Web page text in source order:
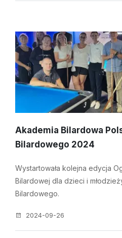
Akademia Bilardowa
Bilardowego 2024
Wystartowała kolejna edycja
Bilardowej dla dzieci i
Bilardowego.
2024-09-26